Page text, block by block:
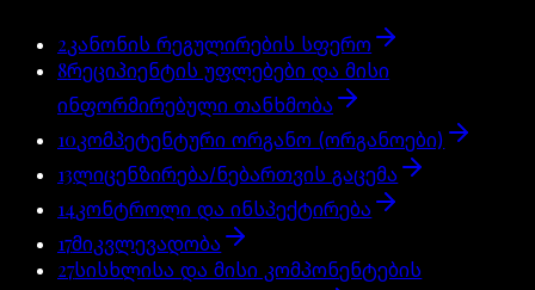
2კანონის რეგულირების სფერო
8რეციპიენტის უფლებები და მისი
ინფორმირებული თანხმობა
10კომპეტენტური ორგანო (ორგანოები)
13ლიცენზირება/ნებართვის გაცემა
14კონტროლი და ინსპექტირება
17მიკვლევადობა
27სისხლისა და მისი კომპონენტების